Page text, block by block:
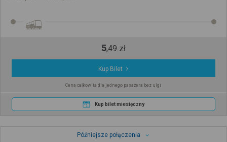
5,49 zł
Kup Bilet
Cena całkowita dla jednego pasażera bez ulgi
Kup bilet miesięczny
Późniejsze połączenia